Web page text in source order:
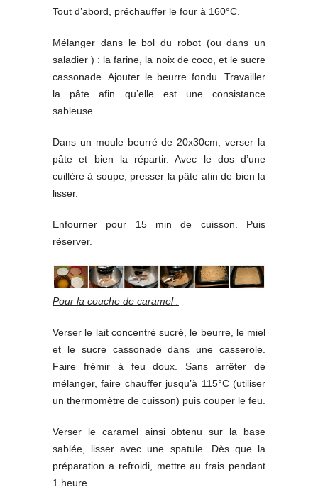
Tout d’abord, préchauffer le four à 160°C.
Mélanger dans le bol du robot (ou dans un
saladier ) : la farine, la noix de coco, et le sucre
cassonade. Ajouter le beurre fondu. Travailler
la pâte afin qu’elle est une consistance
sableuse.
Dans un moule beurré de 20x30cm, verser la
pâte et bien la répartir. Avec le dos d’une
cuillère à soupe, presser la pâte afin de bien la
lisser.
Enfourner pour 15 min de cuisson. Puis
réserver.
Pour la couche de caramel :
Verser le lait concentré sucré, le beurre, le miel
et le sucre cassonade dans une casserole.
Faire frémir à feu doux. Sans arrêter de
mélanger, faire chauffer jusqu’à 115°C (utiliser
un thermomètre de cuisson) puis couper le feu.
Verser le caramel ainsi obtenu sur la base
sablée, lisser avec une spatule. Dès que la
préparation a refroidi, mettre au frais pendant
1 heure.